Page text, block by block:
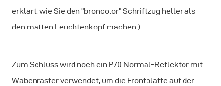
erklärt, wie Sie den “broncolor” Schriftzug heller als
den matten Leuchtenkopf machen.)
Zum Schluss wird noch ein P70 Normal-Reflektor mit
Wabenraster verwendet, um die Frontplatte auf der